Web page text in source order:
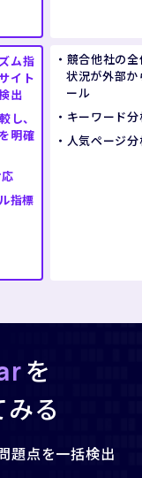
ム指
イト
出
し、
明確
指標
競合他社の
状況が外部
ール
キーワード
人気ページ
を
る
題点を一括検出